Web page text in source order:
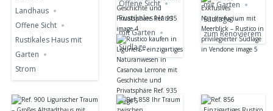
Landhaus
Offene Sicht
Rustikales Haus mit
Garten
Strom
Offene Sicht
Rustikales Haus
mit Garten
Südlage
mit Garten
Südlage
zum Renovierem